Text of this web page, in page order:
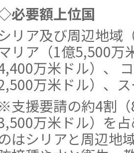
必要額上位国
リア及び周辺地域
リア（1億5,500万
万米ドル）、
万米ドル）、
※支援要請の約4割
万米ドル）を
はシリアと周辺地